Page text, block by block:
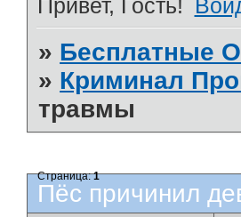
Привет, Гость!
» Бесплатные
» Криминал
травмы
Пёс причинил
Страница:1